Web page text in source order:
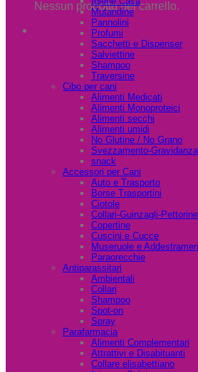
Nessun prodotto nel carrello.
Mutandine
Pannolini
Profumi
Sacchetti e Dispenser
Salviettine
Shampoo
Traversine
Cibo per cani
Alimenti Medicati
Alimenti Monoproteici
Alimenti secchi
Alimenti umidi
No Glutine / No Grano
Svezzamento-
snack
Accessori per Cani
Auto e Trasporto
Borse Trasportini
Ciotole
Collari-Guinzagli-Pettorine
Copertine
Cuscini e Cucce
Museruole e
Paraorecchie
Antiparassitari
Ambientali
Collari
Shampoo
Spot-on
Spray
Parafarmacia
Alimenti Complementari
Attrattivi e Disabituanti
Collare elisabettiano